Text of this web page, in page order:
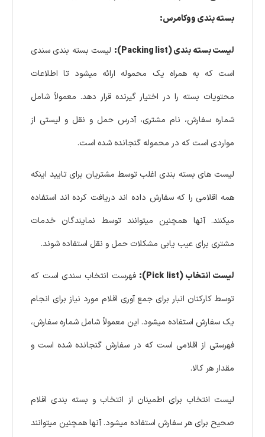
بسته بندی ووکامرس:
لیست بسته بندی (Packing list):
لیست بسته بندی سندی
است که به همراه یک محموله ارائه میشود تا اطلاعات
محتویات بسته را در اختیار گیرنده قرار دهد. معمولاً شامل
شماره سفارش، نام مشتری، آدرس حمل و نقل و لیستی از
مواردی است که در محموله گنجانده شده است.
لیست های بسته بندی اغلب توسط مشتریان برای تایید اینکه
همه اقلامی را که سفارش داده اند دریافت کرده اند استفاده
میکنند. آنها همچنین میتوانند توسط نمایندگان خدمات
مشتری برای عیب یابی مشکلات حمل و نقل استفاده شوند.
لیست انتخاب (Pick list):
فهرست انتخاب سندی است که
توسط کارکنان انبار برای جمع آوری اقلام مورد نیاز برای انجام
یک سفارش استفاده میشود. این معمولاً شامل شماره سفارش،
فهرستی از اقلامی است که در سفارش گنجانده شده است و
مقدار هر کالا.
لیست انتخاب برای اطمینان از انتخاب و بسته بندی اقلام
صحیح برای هر سفارش استفاده میشود. آنها همچنین میتوانند